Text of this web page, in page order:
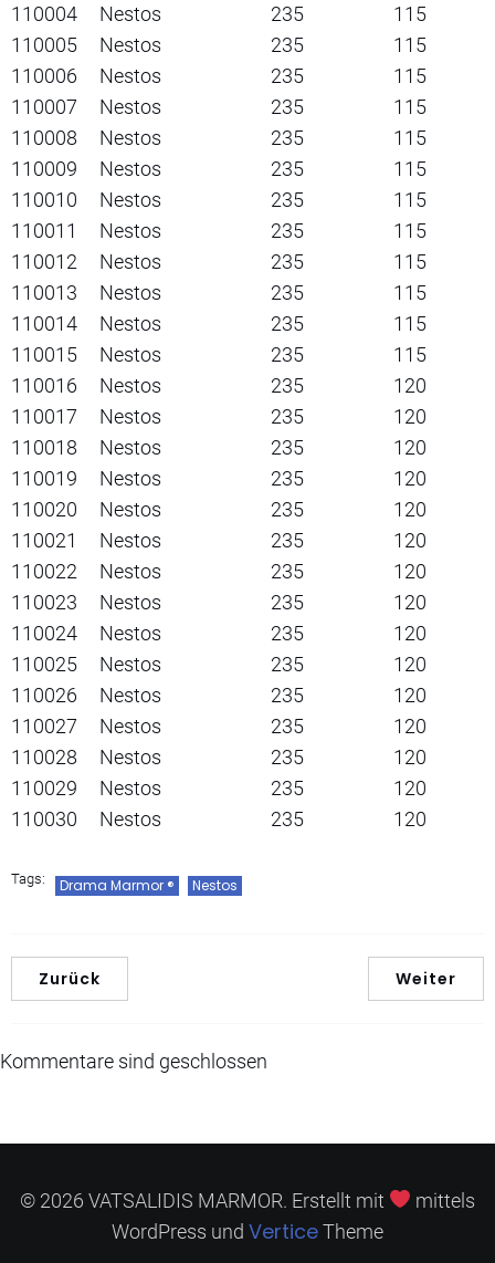
110004 Nestos 235
115
110005
Nestos 235
115
110006
Nestos 235
115
110007
Nestos 235
115
110008
Nestos 235
115
110009
Nestos 235
115
110010
Nestos 235
115
110011
Nestos 235
115
110012
Nestos 235
115
110013
Nestos 235
115
110014
Nestos 235
115
110015
Nestos 235
115
110016
Nestos 235
120
110017
Nestos 235
120
110018
Nestos 235
120
110019
Nestos 235
120
110020
Nestos 235
120
110021
Nestos 235
120
110022
Nestos 235
120
110023
Nestos 235
120
110024
Nestos 235
120
110025
Nestos 235
120
110026
Nestos 235
120
110027
Nestos 235
120
110028
Nestos 235
120
110029
Nestos 235
120
110030
Nestos 235 120
Tags: Drama Marmor ® Nestos
Zurück Weiter
Kommentare sind geschlossen
© 2026 VATSALIDIS MARMOR. Erstellt mit
mittels
WordPress und VerticeTheme